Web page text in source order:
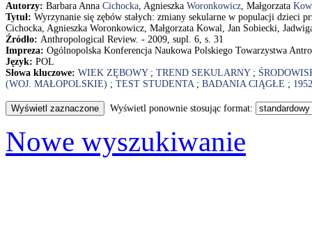
Autorzy: Barbara Anna Cichocka, Agnieszka Woronkowicz, Małgorzata
Tytuł: Wyrzynanie się zębów stałych: zmiany sekularne w populacji dzieci
Cichocka, Agnieszka Woronkowicz, Małgorzata Kowal, Jan Sobiecki,
Źródło: Anthropological Review. - 2009, supl. 6, s. 31
Impreza: Ogólnopolska Konferencja Naukowa Polskiego Towarzystwa
Język: POL
Słowa kluczowe: WIEK ZĘBOWY; TREND SEKULARNY;
(WOJ. MAŁOPOLSKIE) ; TEST STUDENTA; BADANIA CIĄGŁE ;
Wyświetl ponownie stosując format:
Nowe wyszukiwanie